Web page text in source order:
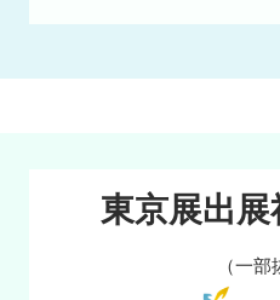
東京展出
（一部